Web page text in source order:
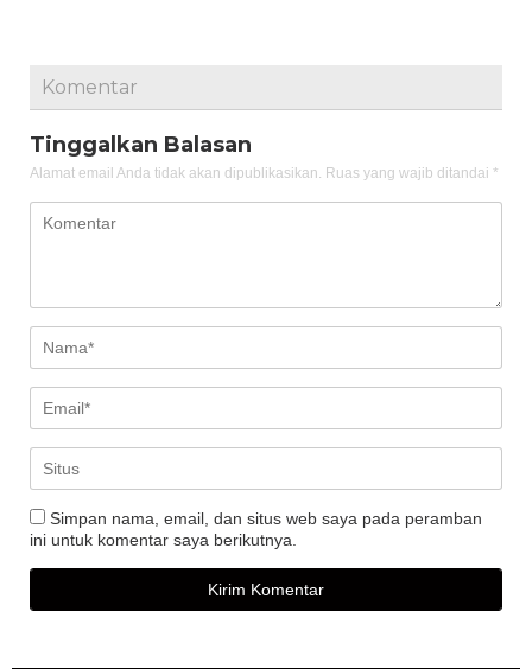
Komentar
Tinggalkan Balasan
Alamat email Anda tidak akan dipublikasikan. Ruas yang wajib ditandai *
Simpan nama, email, dan situs web saya pada peramban
ini untuk komentar saya berikutnya.